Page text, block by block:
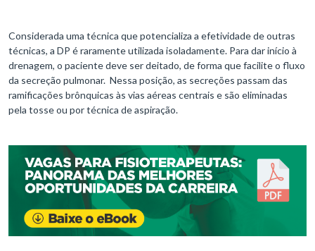
Considerada uma técnica que potencializa a efetividade de outras
técnicas, a DP é raramente utilizada isoladamente. Para dar início à
drenagem, o paciente deve ser deitado, de forma que facilite o fluxo
da secreção pulmonar. Nessa posição, as secreções passam das
ramificações brônquicas às vias aéreas centrais e são eliminadas
pela tosse ou por técnica de aspiração.